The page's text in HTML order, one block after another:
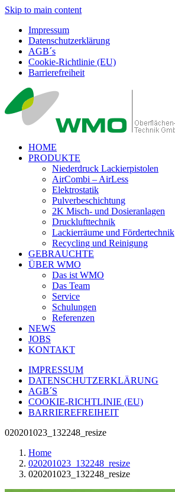
Skip to main content
Impressum
Datenschutzerklärung
AGB´s
Cookie-Richtlinie (EU)
Barrierefreiheit
HOME
PRODUKTE
Niederdruck Lackierpistolen
AirCombi – AirLess
Elektrostatik
Pulverbeschichtung
2K Misch- und Dosieranlagen
Drucklufttechnik
Lackierräume und Fördertechnik
Recycling und Reinigung
GEBRAUCHTE
ÜBER WMO
Das ist WMO
Das Team
Service
Schulungen
Referenzen
NEWS
JOBS
KONTAKT
IMPRESSUM
DATENSCHUTZERKLÄRUNG
AGB´S
COOKIE-RICHTLINIE (EU)
BARRIEREFREIHEIT
020201023_132248_resize
Home
020201023_132248_resize
020201023_132248_resize